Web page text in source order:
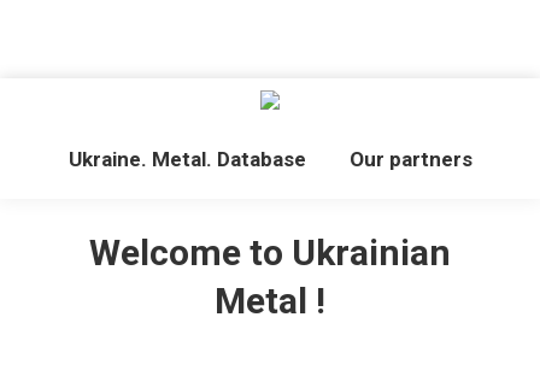
Ukraine. Metal. Database Our partners
Welcome to Ukrainian
Metal !